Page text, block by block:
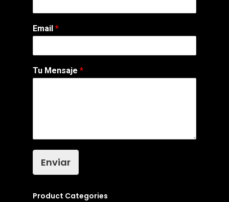
Email *
Tu Mensaje *
Enviar
Product Categories